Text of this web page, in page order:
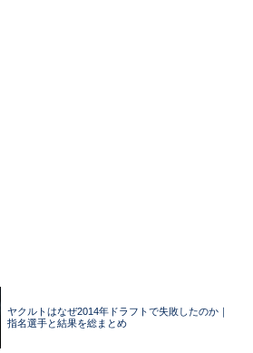
ヤクルトはなぜ2014年ドラフトで失敗したのか｜
指名選手と結果を総まとめ